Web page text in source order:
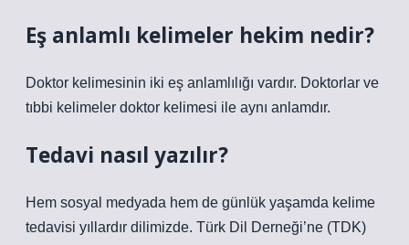
Eş anlamlı kelimeler hekim nedir?
Doktor kelimesinin iki eş anlamlılığı vardır. Doktorlar ve
tıbbi kelimeler doktor kelimesi ile aynı anlamdır.
Tedavi nasıl yazılır?
Hem sosyal medyada hem de günlük yaşamda kelime
tedavisi yıllardır dilimizde. Türk Dil Derneği’ne (TDK)